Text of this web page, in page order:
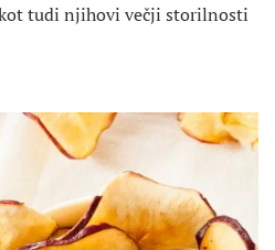
tudi njihovi večji storilnosti